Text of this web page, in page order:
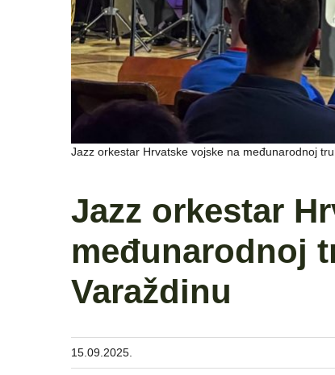
Jazz orkestar Hrvatske vojske na međunarodnoj
Jazz orkestar
međunarodnoj
Varaždinu
15.09.2025.